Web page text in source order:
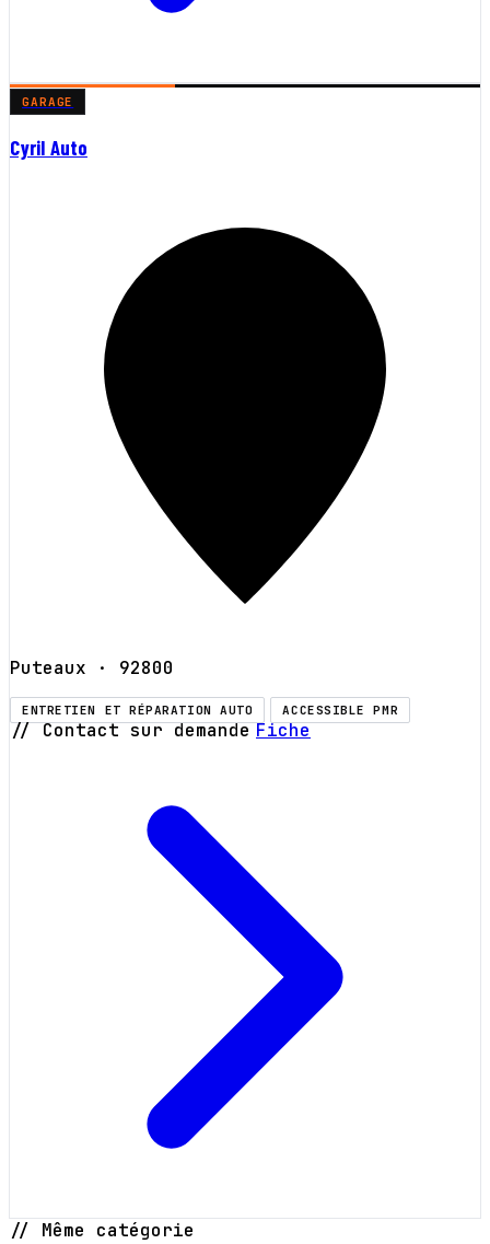
GARAGE
Cyril Auto
Puteaux · 92800
ENTRETIEN ET RÉPARATION AUTO ACCESSIBLE PMR
// Contact sur demande Fiche
// Même catégorie